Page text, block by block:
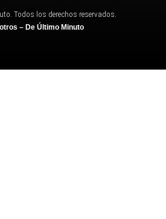
Todos los derechos reservados.
– De Último Minuto